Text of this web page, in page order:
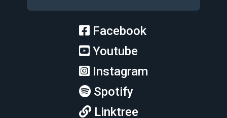
Facebook
Youtube
Instagram
Spotify
Linktree